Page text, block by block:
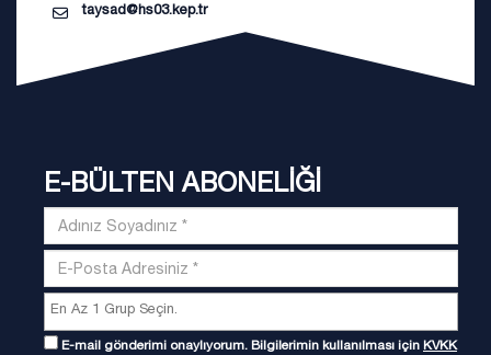
taysad@hs03.kep.tr
E-BÜLTEN ABONELİĞİ
E-mail gönderimi onaylıyorum. Bilgilerimin kullanılması için KVKK